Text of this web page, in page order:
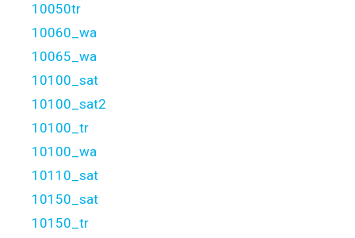
10050tr
10060_wa
10065_wa
10100_sat
10100_sat2
10100_tr
10100_wa
10110_sat
10150_sat
10150_tr